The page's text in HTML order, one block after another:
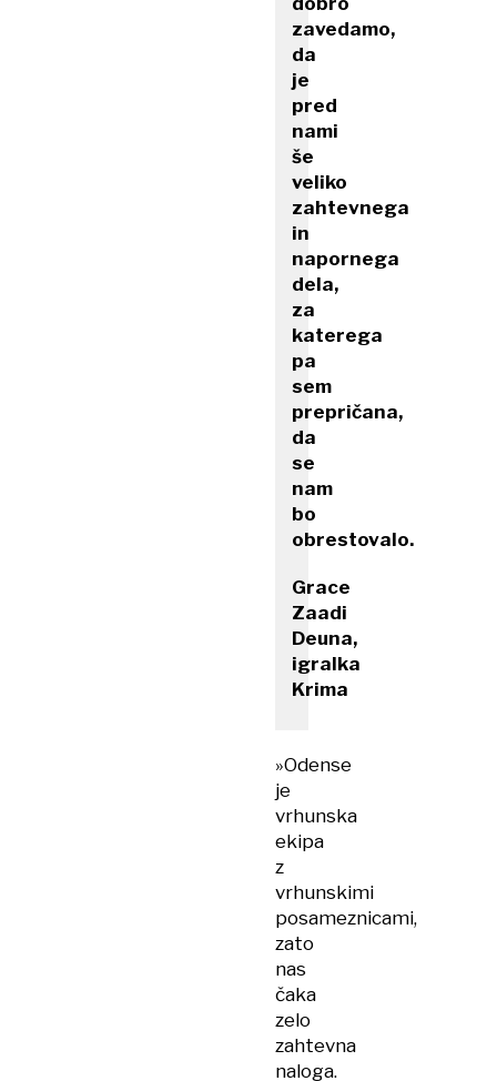
zavedamo,
da
je
pred
nami
še
veliko
zahtevnega
in
napornega
dela,
za
katerega
pa
sem
prepričana,
da
se
nam
bo
obrestovalo.
Grace
Zaadi
Deuna,
igralka
Krima
»Odense
je
vrhunska
ekipa
z
vrhunskimi
posameznicami,
zato
nas
čaka
zelo
zahtevna
naloga.